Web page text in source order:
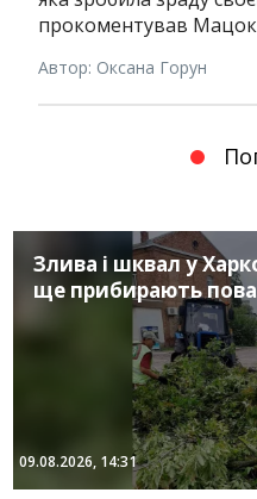
прокоментував
Автор: Оксана Горун
Злива і шквал у
ще прибирають
09.08.2026, 14:31